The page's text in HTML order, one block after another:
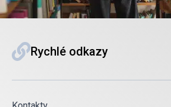
Rychlé odkazy